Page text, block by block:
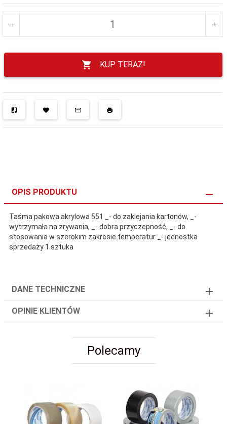
KUP TERAZ!
OPIS PRODUKTU
Taśma pakowa akrylowa 551 _- do zaklejania kartonów, _-
wytrzymała na zrywania, _- dobra przyczepność, _- do
stosowania w szerokim zakresie temperatur _- jednostka
sprzedaży 1 sztuka
DANE TECHNICZNE
OPINIE KLIENTÓW
Polecamy